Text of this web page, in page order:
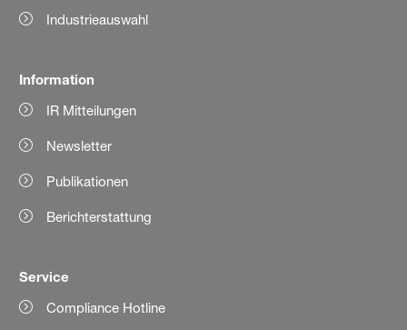
Industrieauswahl
Information
IR Mitteilungen
Newsletter
Publikationen
Berichterstattung
Service
Compliance Hotline